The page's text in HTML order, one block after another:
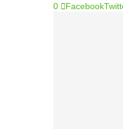
0
Facebook